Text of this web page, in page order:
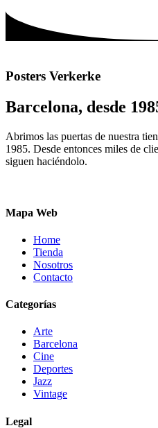
Posters Verkerke
Barcelona, desde
Abrimos las puertas de nuestra
1985. Desde entonces miles de
siguen haciéndolo.
Mapa Web
Home
Tienda
Nosotros
Contacto
Categorías
Arte
Barcelona
Cine
Deportes
Jazz
Vintage
Legal